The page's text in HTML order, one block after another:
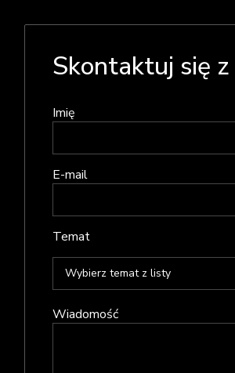
Skontaktuj się z
Imię
E-mail
Temat
Wiadomość